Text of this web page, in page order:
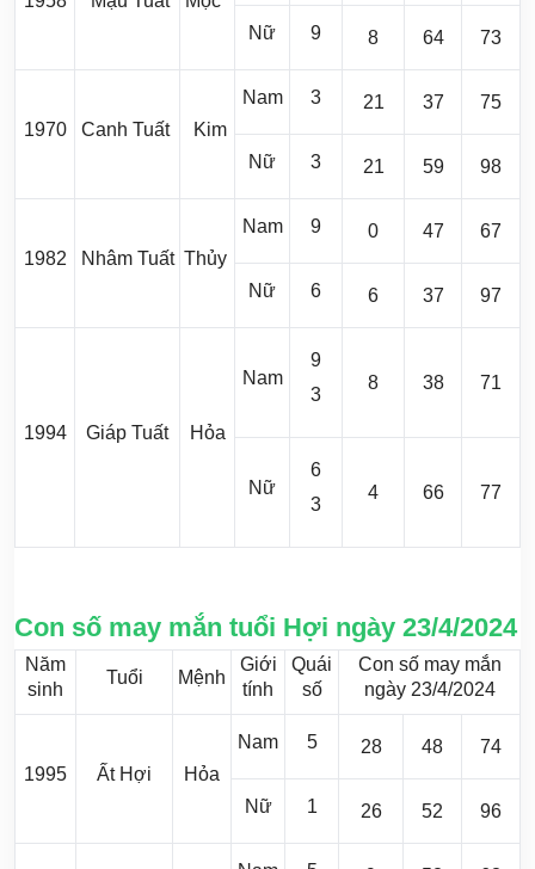
Nữ 9 8 64 73
1970 Canh Tuất Kim
Nam 3 21 37 75
Nữ 3 21 59 98
1982 Nhâm Tuất Thủy
Nam 9 0 47 67
Nữ 6 6 37 97
1994 Giáp Tuất Hỏa
Nam
9
3
8 38 71
Nữ
6
3
4 66 77
Con số may mắn tuổi Hợi ngày 23/4/2024
Năm
sinh
Tuổi Mệnh
Giới
tính
Quái
số
Con số may mắn
ngày 23/4/2024
1995 Ất Hợi Hỏa
Nam 5 28 48 74
Nữ 1 26 52 96